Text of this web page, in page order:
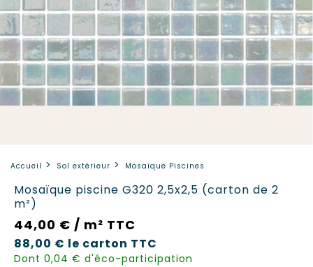
Accueil Sol extérieur Mosaïque Piscines
Mosaïque piscine G320 2,5x2,5 (carton de 2
m²)
44,00 € / m² TTC
88,00 € le carton TTC
Dont 0,04 € d'éco-participation